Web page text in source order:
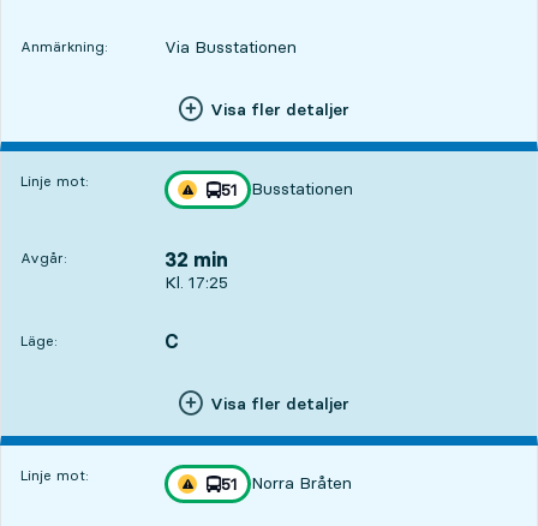
Anmärkning: Via Busstationen
Visa fler detaljer
Linje mot:
Trafikstörning på resan finns
linje
51
mot
Busstationen
,
Avgår: 32 min
Avgår, Kl. 17:25, om 32 min
Kl. 17:25
Läge:
LÄGE, C
,
Visa fler detaljer
Linje mot:
Trafikstörning på resan finns
linje
51
mot
Norra Bråten
,